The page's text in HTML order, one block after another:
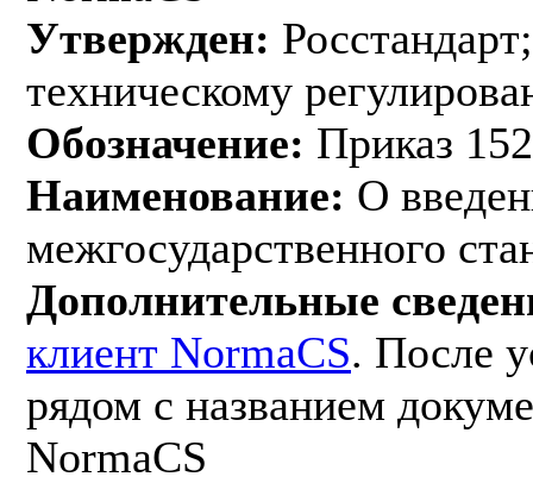
Утвержден:
техническому
Обозначение: Приказ
Наименование: О
межгосударственного
Дополнительные
клиент NormaCS. После
рядом с названием
NormaCS